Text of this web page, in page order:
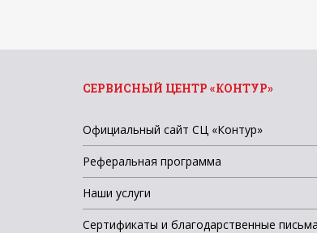
СЕРВИСНЫЙ ЦЕНТР «КОНТУР»
Официальный сайт СЦ «Контур»
Реферальная программа
Наши услуги
Сертификаты и благодарственные письма